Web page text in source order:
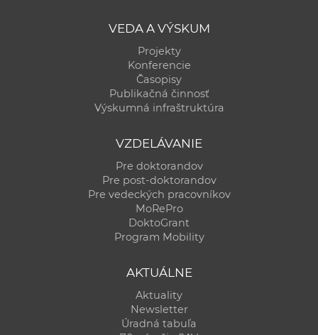
VEDA A VÝSKUM
Projekty
Konferencie
Časopisy
Publikačná činnosť
Výskumná infraštruktúra
VZDELÁVANIE
Pre doktorandov
Pre post-doktorandov
Pre vedeckých pracovníkov
MoRePro
DoktoGrant
Program Mobility
AKTUÁLNE
Aktuality
Newsletter
Úradná tabuľa